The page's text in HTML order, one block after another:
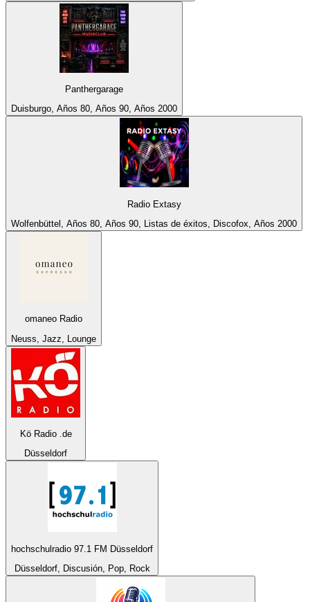
Panthergarage
Duisburgo, Años 80, Años 90, Años 2000
Radio Extasy
Wolfenbüttel, Años 80, Años 90, Listas de éxitos, Discofox, Años 2000
omaneo Radio
Neuss, Jazz, Lounge
Kö Radio .de
Düsseldorf
hochschulradio 97.1 FM Düsseldorf
Düsseldorf, Discusión, Pop, Rock